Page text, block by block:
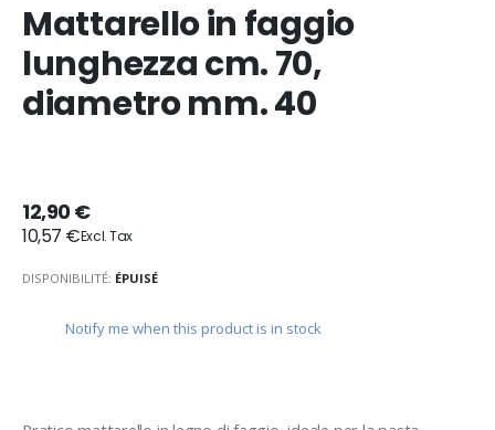
Mattarello in faggio
lunghezza cm. 70,
diametro mm. 40
12,90 €
10,57 €
DISPONIBILITÉ: ÉPUISÉ
Notify me when this product is in stock